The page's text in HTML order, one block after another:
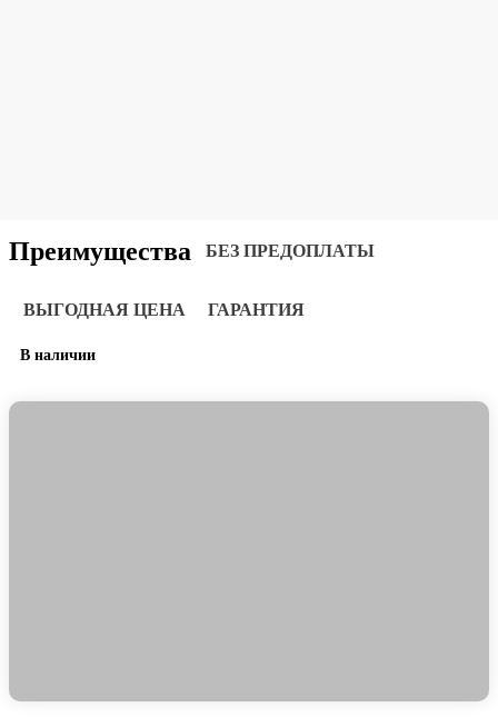
Преимущества БЕЗ ПРЕДОПЛАТЫ
ВЫГОДНАЯ ЦЕНА ГАРАНТИЯ
В наличии